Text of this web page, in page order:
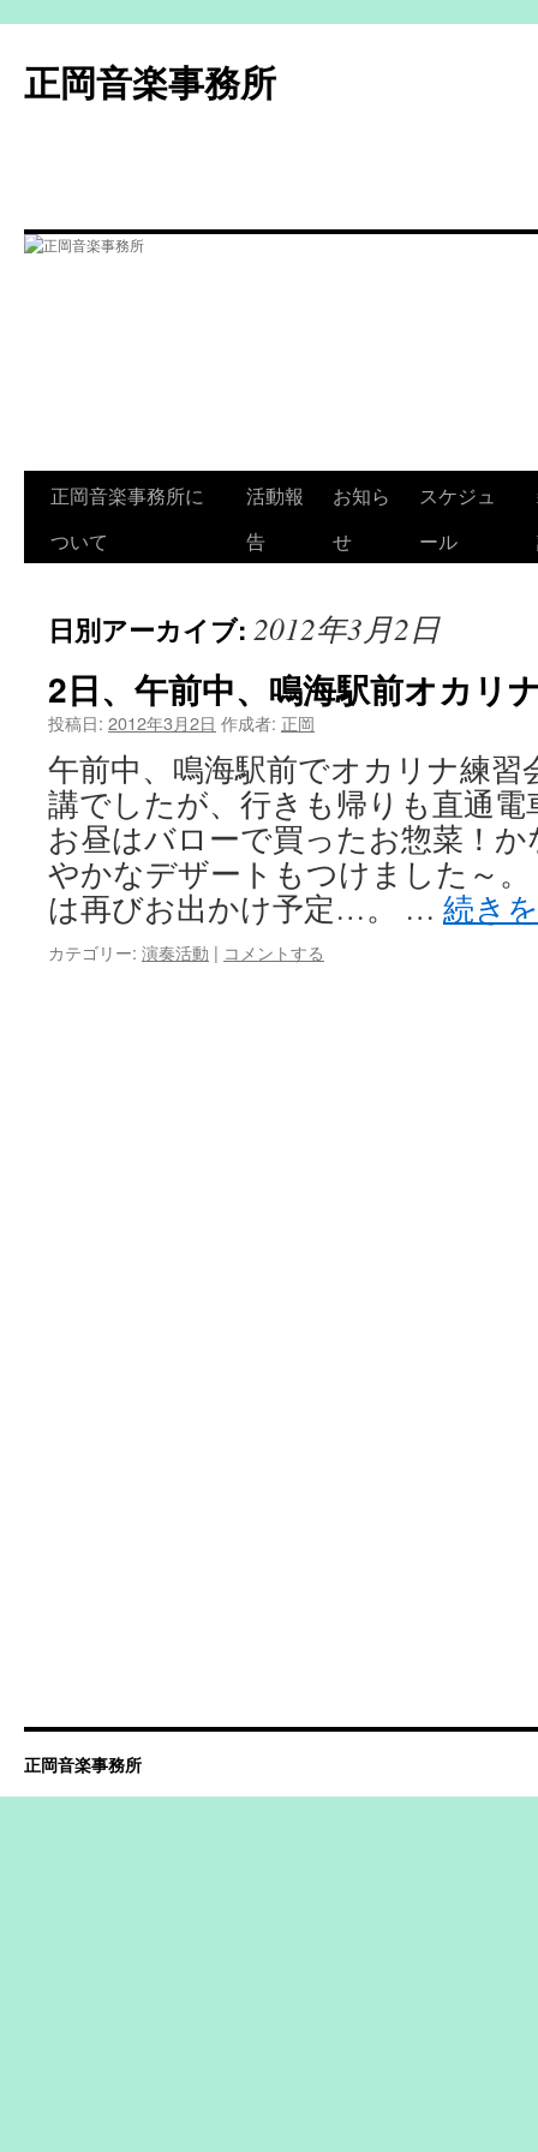
テ
ン
プ
正岡音楽事務所
正岡音楽事務所に
ついて
活動報
告
お知ら
せ
スケジュ
ール
日別アーカイブ: 2012年3月2日
2日、午前中、鳴海駅前オカリ
投稿日: 2012年3月2日 作成者: 正岡
午前中、鳴海駅前でオカリナ練習
講でしたが、行きも帰りも直通
お昼はバローで買ったお惣菜！
やかなデザートもつけました～
は再びお出かけ予定…。 … 続き
カテゴリー: 演奏活動 | コメントする
正岡音楽事務所